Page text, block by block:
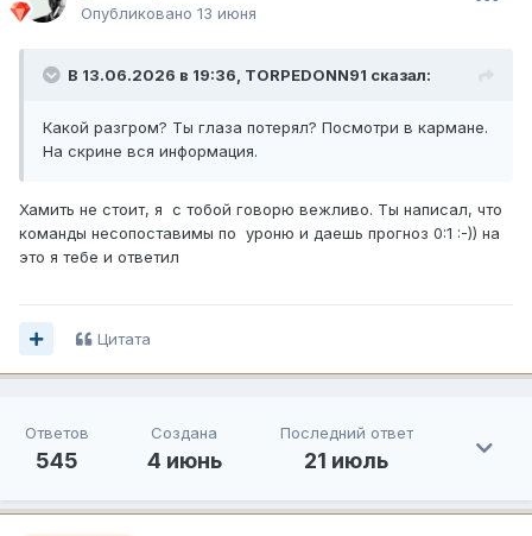
Опубликовано 13 июня
В 13.06.2026 в 19:36, TORPEDONN91 сказал:
Какой разгром? Ты глаза потерял? Посмотри в кармане.
На скрине вся информация.
Хамить не стоит, я с тобой говорю вежливо. Ты написал, что
команды несопоставимы по уроню и даешь прогноз 0:1 :-)) на
это я тебе и ответил
Цитата
Ответов
545
Создана
4 июнь
Последний ответ
21 июль